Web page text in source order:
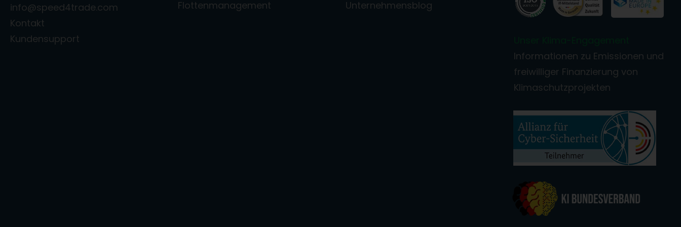
info@speed4trade.com
Kontakt
Kundensupport
Flottenmanagement
Unternehmensblog
Informationen zu Emissionen und
freiwilliger Finanzierung von
Klimaschutzprojekten